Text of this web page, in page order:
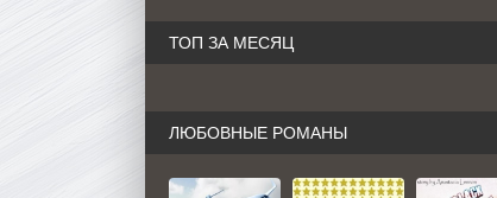
ТОП ЗА МЕСЯЦ
ЛЮБОВНЫЕ РОМАНЫ